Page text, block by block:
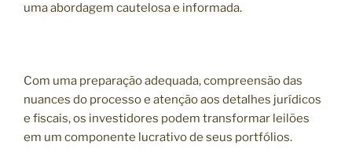
uma abordagem cautelosa e informada.
Com uma preparação adequada, compreensão das
nuances do processo e atenção aos detalhes jurídicos
e fiscais, os investidores podem transformar leilões
em um componente lucrativo de seus portfólios.